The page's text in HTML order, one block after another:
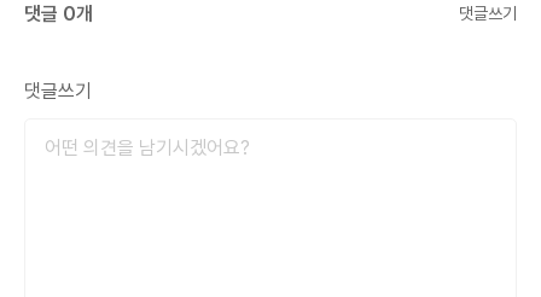
댓글 0개 댓글쓰기
댓글쓰기